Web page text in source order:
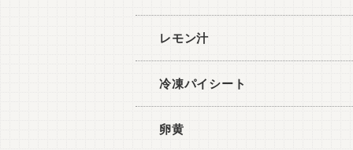
レモン汁
冷凍パイシート
卵黄